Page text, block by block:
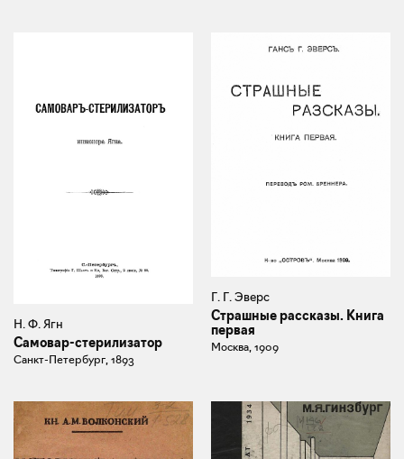
Н. Ф. Ягн
Самовар-стерилизатор
Санкт-Петербург, 1893
Г. Г. Эверс
Страшные рассказы. Книга
первая
Москва, 1909